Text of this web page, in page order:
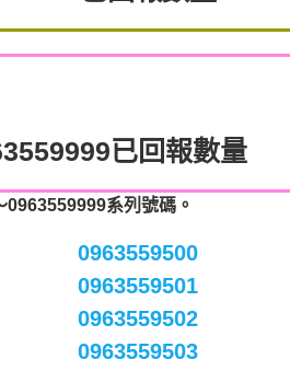
已回報數量
系列號碼。
0963559500
0963559501
0963559502
0963559503